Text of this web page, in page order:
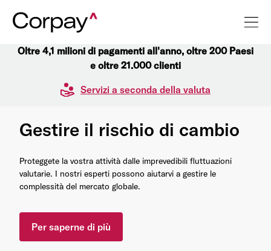
Oltre 4,1 milioni di pagamenti all'anno, oltre 200 Paesi
e oltre 21.000 clienti
Servizi a seconda della valuta
Gestire il rischio di cambio
Proteggete la vostra attività dalle imprevedibili fluttuazioni
valutarie. I nostri esperti possono aiutarvi a gestire le
complessità del mercato globale.
Per saperne di più